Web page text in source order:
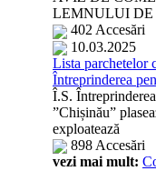
LEMNULUI DE
402 Accesări
10.03.2025
Lista parchetelor
Întreprinderea
Î.S.
”Chișinău”
exploatează
898 Accesări
vezi mai mult: